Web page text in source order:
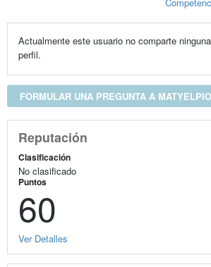
Actualmente este usuario no comparte
perfil.
FORMULAR UNA PREGUNTA A
Reputación
Clasificación
No clasificado
Puntos
60
Ver Detalles